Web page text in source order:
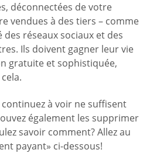
déconnectées de votre
vendues à des tiers – comme
réseaux sociaux et des
Ils doivent gagner leur vie
gratuite et sophistiquée,
à voir ne suffisent
également les supprimer
savoir comment? Allez au
payant» ci-dessous!